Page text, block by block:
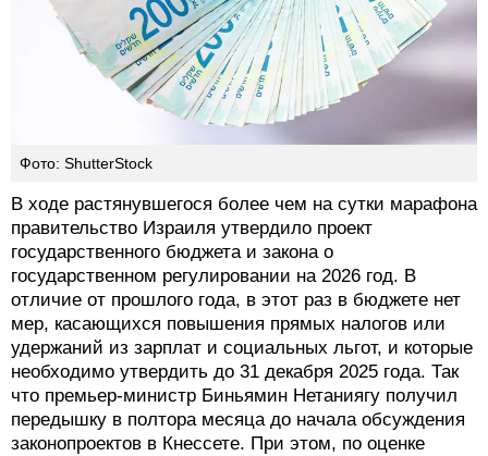
Фото: ShutterStock
В ходе растянувшегося более чем на сутки марафона
правительство Израиля утвердило проект
государственного бюджета и закона о
государственном регулировании на 2026 год. В
отличие от прошлого года, в этот раз в бюджете нет
мер, касающихся повышения прямых налогов или
удержаний из зарплат и социальных льгот, и которые
необходимо утвердить до 31 декабря 2025 года. Так
что премьер-министр Биньямин Нетаниягу получил
передышку в полтора месяца до начала обсуждения
законопроектов в Кнессете. При этом, по оценке